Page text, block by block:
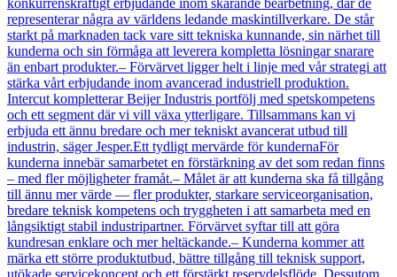
representerar några av världens ledande maskintillverkare. De står
starkt på marknaden tack vare sitt tekniska kunnande, sin närhet till
kunderna och sin förmåga att leverera kompletta lösningar snarare
än enbart produkter.– Förvärvet ligger helt i linje med vår strategi att
stärka vårt erbjudande inom avancerad industriell produktion.
Intercut kompletterar Beijer Industris portfölj med spetskompetens
och ett segment där vi vill växa ytterligare. Tillsammans kan vi
erbjuda ett ännu bredare och mer tekniskt avancerat utbud till
industrin, säger Jesper.Ett tydligt mervärde för kundernaFör
kunderna innebär samarbetet en förstärkning av det som redan finns
– med fler möjligheter framåt.– Målet är att kunderna ska få tillgång
till ännu mer värde — fler produkter, starkare serviceorganisation,
bredare teknisk kompetens och tryggheten i att samarbeta med en
långsiktigt stabil industripartner. Förvärvet syftar till att göra
kundresan enklare och mer heltäckande.– Kunderna kommer att
märka ett större produktutbud, bättre tillgång till teknisk support,
utökade servicekoncept och ett förstärkt reservdelsflöde. Dessutom